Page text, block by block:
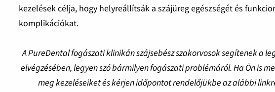
kezelések célja, hogy helyreállítsák a szájüreg egészségét és
komplikációkat.
A PureDental fogászati klinikán szájsebész szakorvosok segítenek a
elvégzésében, legyen szó bármilyen fogászati problémáról. Ha Ön is
meg kezeléseiket és kérjen időpontot rendelőjükbe az alábbi